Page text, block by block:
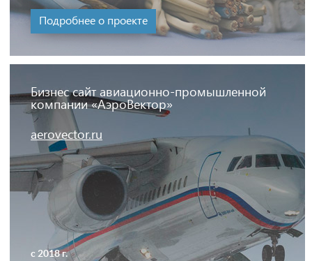
Подробнее о проекте
Бизнес сайт авиационно-промышленной
компании «АэроВектор»
aerovector.ru
с 2018 г.